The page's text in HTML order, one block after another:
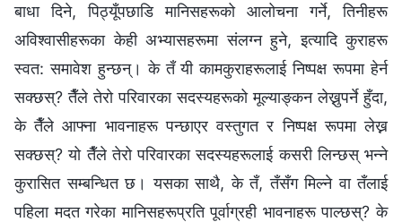
बाधा दिने, पिठ्यूँपछाडि मानिसहरूको आलोचना गर्ने, तिनीहरू
अविश्‍वासीहरूका केही अभ्यासहरूमा संलग्न हुने, इत्यादि कुराहरू
स्वत: समावेश हुन्छन्। के तँ यी कामकुराहरूलाई निष्पक्ष रूपमा हेर्न
सक्छस्? तैँले तेरो परिवारका सदस्यहरूको मूल्याङ्कन लेख्नुपर्ने हुँदा,
के तैँले आफ्ना भावनाहरू पन्छाएर वस्तुगत र निष्पक्ष रूपमा लेख्न
सक्छस्? यो तैँले तेरो परिवारका सदस्यहरूलाई कसरी लिन्छस् भन्‍ने
कुरासित सम्बन्धित छ। यसका साथै, के तँ, तँसँग मिल्ने वा तँलाई
पहिला मदत गरेका मानिसहरूप्रति पूर्वाग्रही भावनाहरू पाल्छस्? के